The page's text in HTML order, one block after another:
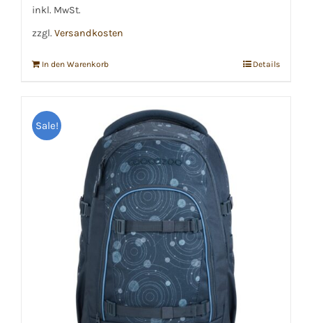
€139,99
inkl. MwSt.
zzgl. Versandkosten
In den Warenkorb Details
Sale!